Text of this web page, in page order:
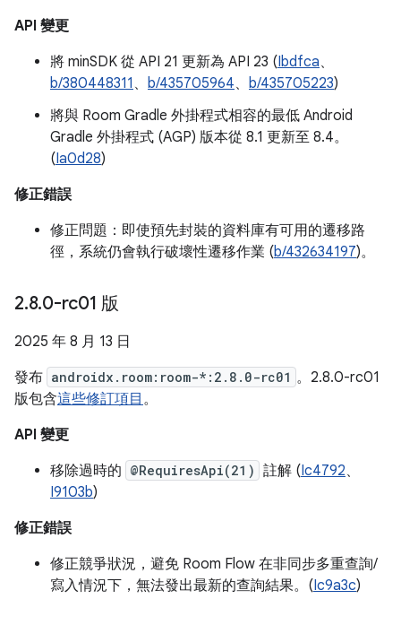
API 變更
將 minSDK 從 API 21 更新為 API 23 (Ibdfca、
b/380448311 、 b/435705964、 b/435705223)
將與 Room Gradle 外掛程式相容的最低 Android
Gradle 外掛程式 (AGP) 版本從 8.1 更新至 8.4。
(Ia0d28)
修正錯誤
修正問題：即使預先封裝的資料庫有可用的遷移路
徑，系統仍會執行破壞性遷移作業 (b/432634197)。
2.8.0-rc01 版
2025 年 8 月 13 日
發布 androidx.room:room-*:2.8.0-rc01 。2.8.0-rc01
版包含這些修訂項目 。
API 變更
移除過時的 @RequiresApi(21) 註解 (Ic4792、
I9103b)
修正錯誤
修正競爭狀況，避免 Room Flow 在非同步多重查詢/
寫入情況下，無法發出最新的查詢結果。(Ic9a3c)